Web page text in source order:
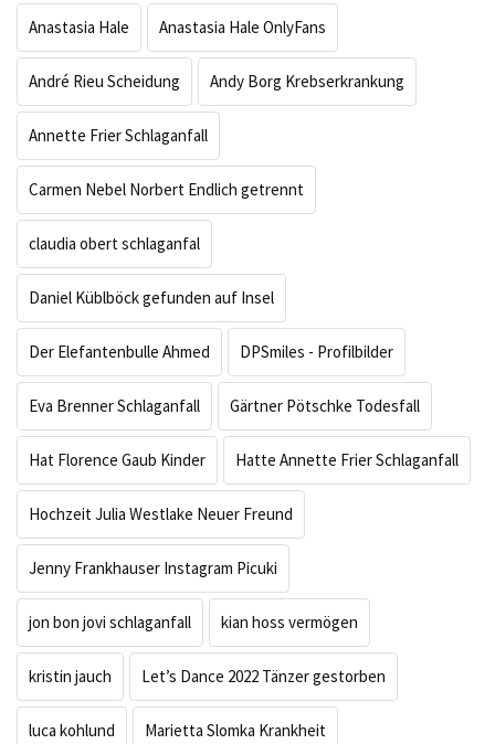
Anastasia Hale Anastasia Hale OnlyFans
André Rieu Scheidung Andy Borg Krebserkrankung
Annette Frier Schlaganfall
Carmen Nebel Norbert Endlich getrennt
claudia obert schlaganfal
Daniel Küblböck gefunden auf Insel
Der Elefantenbulle Ahmed DPSmiles - Profilbilder
Eva Brenner Schlaganfall Gärtner Pötschke Todesfall
Hat Florence Gaub Kinder Hatte Annette Frier Schlaganfall
Hochzeit Julia Westlake Neuer Freund
Jenny Frankhauser Instagram Picuki
jon bon jovi schlaganfall kian hoss vermögen
kristin jauch Let’s Dance 2022 Tänzer gestorben
luca kohlund Marietta Slomka Krankheit